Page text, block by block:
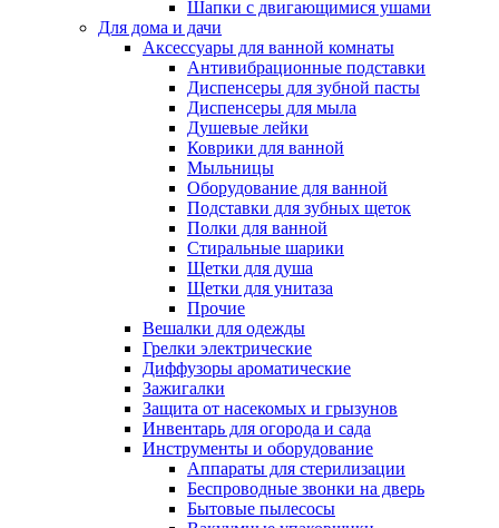
Шапки с двигающимися ушами
Для дома и дачи
Аксессуары для ванной комнаты
Антивибрационные подставки
Диспенсеры для зубной пасты
Диспенсеры для мыла
Душевые лейки
Коврики для ванной
Мыльницы
Оборудование для ванной
Подставки для зубных щеток
Полки для ванной
Стиральные шарики
Щетки для душа
Щетки для унитаза
Прочие
Вешалки для одежды
Грелки электрические
Диффузоры ароматические
Зажигалки
Защита от насекомых и грызунов
Инвентарь для огорода и сада
Инструменты и оборудование
Аппараты для стерилизации
Беспроводные звонки на дверь
Бытовые пылесосы